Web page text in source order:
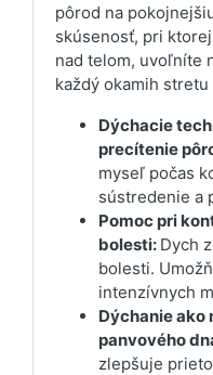
pôrod na
skúsenosť, pri
nad telom, uvoľníte
každý okamih
Dýchacie
precítenie
myseľ počas
sústredenie a
Pomoc pri
bolesti: Dych
bolesti.
intenzívnych
Dýchanie ako
panvového
zlepšuje